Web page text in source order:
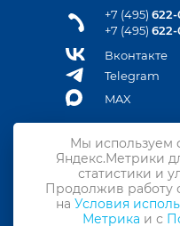
+7 (495)
+7 (495)
Вконтакте
Telegram
MAX
Политика
Мы используем
Яндекс.Метрики
статистики и
Продолжив работу
на Условия
Метрика и с